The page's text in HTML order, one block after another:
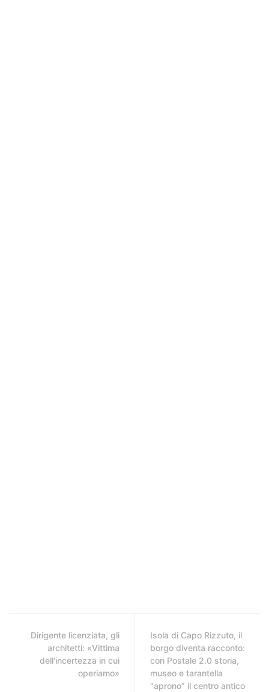
Dirigente licenziata, gli
architetti: «Vittima
dell'incertezza in cui
operiamo»
Isola di Capo Rizzuto, il
borgo diventa racconto:
con Postale 2.0 storia,
museo e tarantella
“aprono” il centro antico